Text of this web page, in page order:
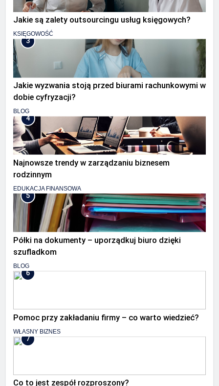
Jakie są zalety outsourcingu usług księgowych?
KSIĘGOWOŚĆ
3
Jakie wyzwania stoją przed biurami rachunkowymi w
dobie cyfryzacji?
BLOG
4
Najnowsze trendy w zarządzaniu biznesem
rodzinnym
EDUKACJA FINANSOWA
5
Półki na dokumenty – uporządkuj biuro dzięki
szufladkom
BLOG
6
Pomoc przy zakładaniu firmy – co warto wiedzieć?
WŁASNY BIZNES
7
Co to jest zespół rozproszony?